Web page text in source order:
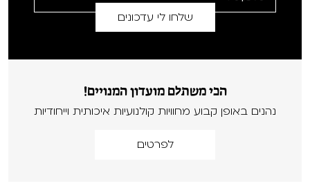
הכי משתלם מועדון המנויים!
נהנים באופן קבוע מחוויות קולנועיות איכותית וייחודיות
לפרטים